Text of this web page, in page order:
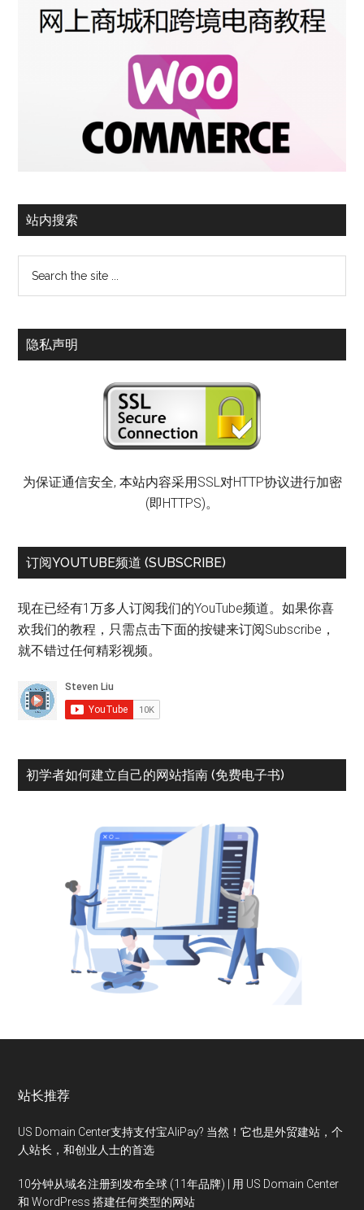
站内搜索
隐私声明
为保证通信安全, 本站内容采用SSL对HTTP协议进行加密
(即HTTPS)。
订阅YOUTUBE频道 (SUBSCRIBE)
现在已经有1万多人订阅我们的YouTube频道。如果你喜
欢我们的教程，只需点击下面的按键来订阅Subscribe，
就不错过任何精彩视频。
初学者如何建立自己的网站指南 (免费电子书)
站长推荐
US Domain Center支持支付宝AliPay? 当然！它也是外贸建站，个
人站长，和创业人士的首选
10分钟从域名注册到发布全球 (11年品牌) | 用 US Domain Center
和 WordPress 搭建任何类型的网站